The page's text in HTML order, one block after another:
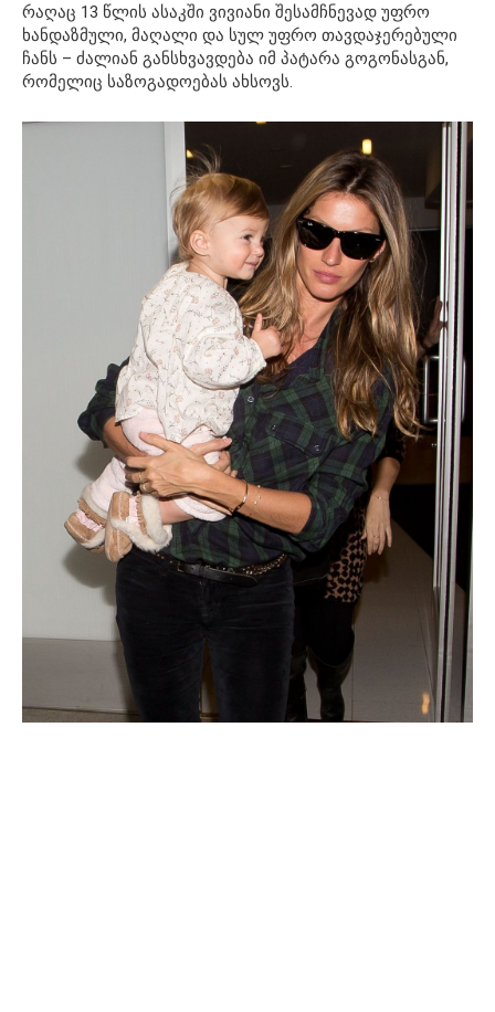
რაღაც 13 წლის ასაკში ვივიანი შესამჩნევად უფრო
ხანდაზმული, მაღალი და სულ უფრო თავდაჯერებული
ჩანს – ძალიან განსხვავდება იმ პატარა გოგონასგან,
რომელიც საზოგადოებას ახსოვს.